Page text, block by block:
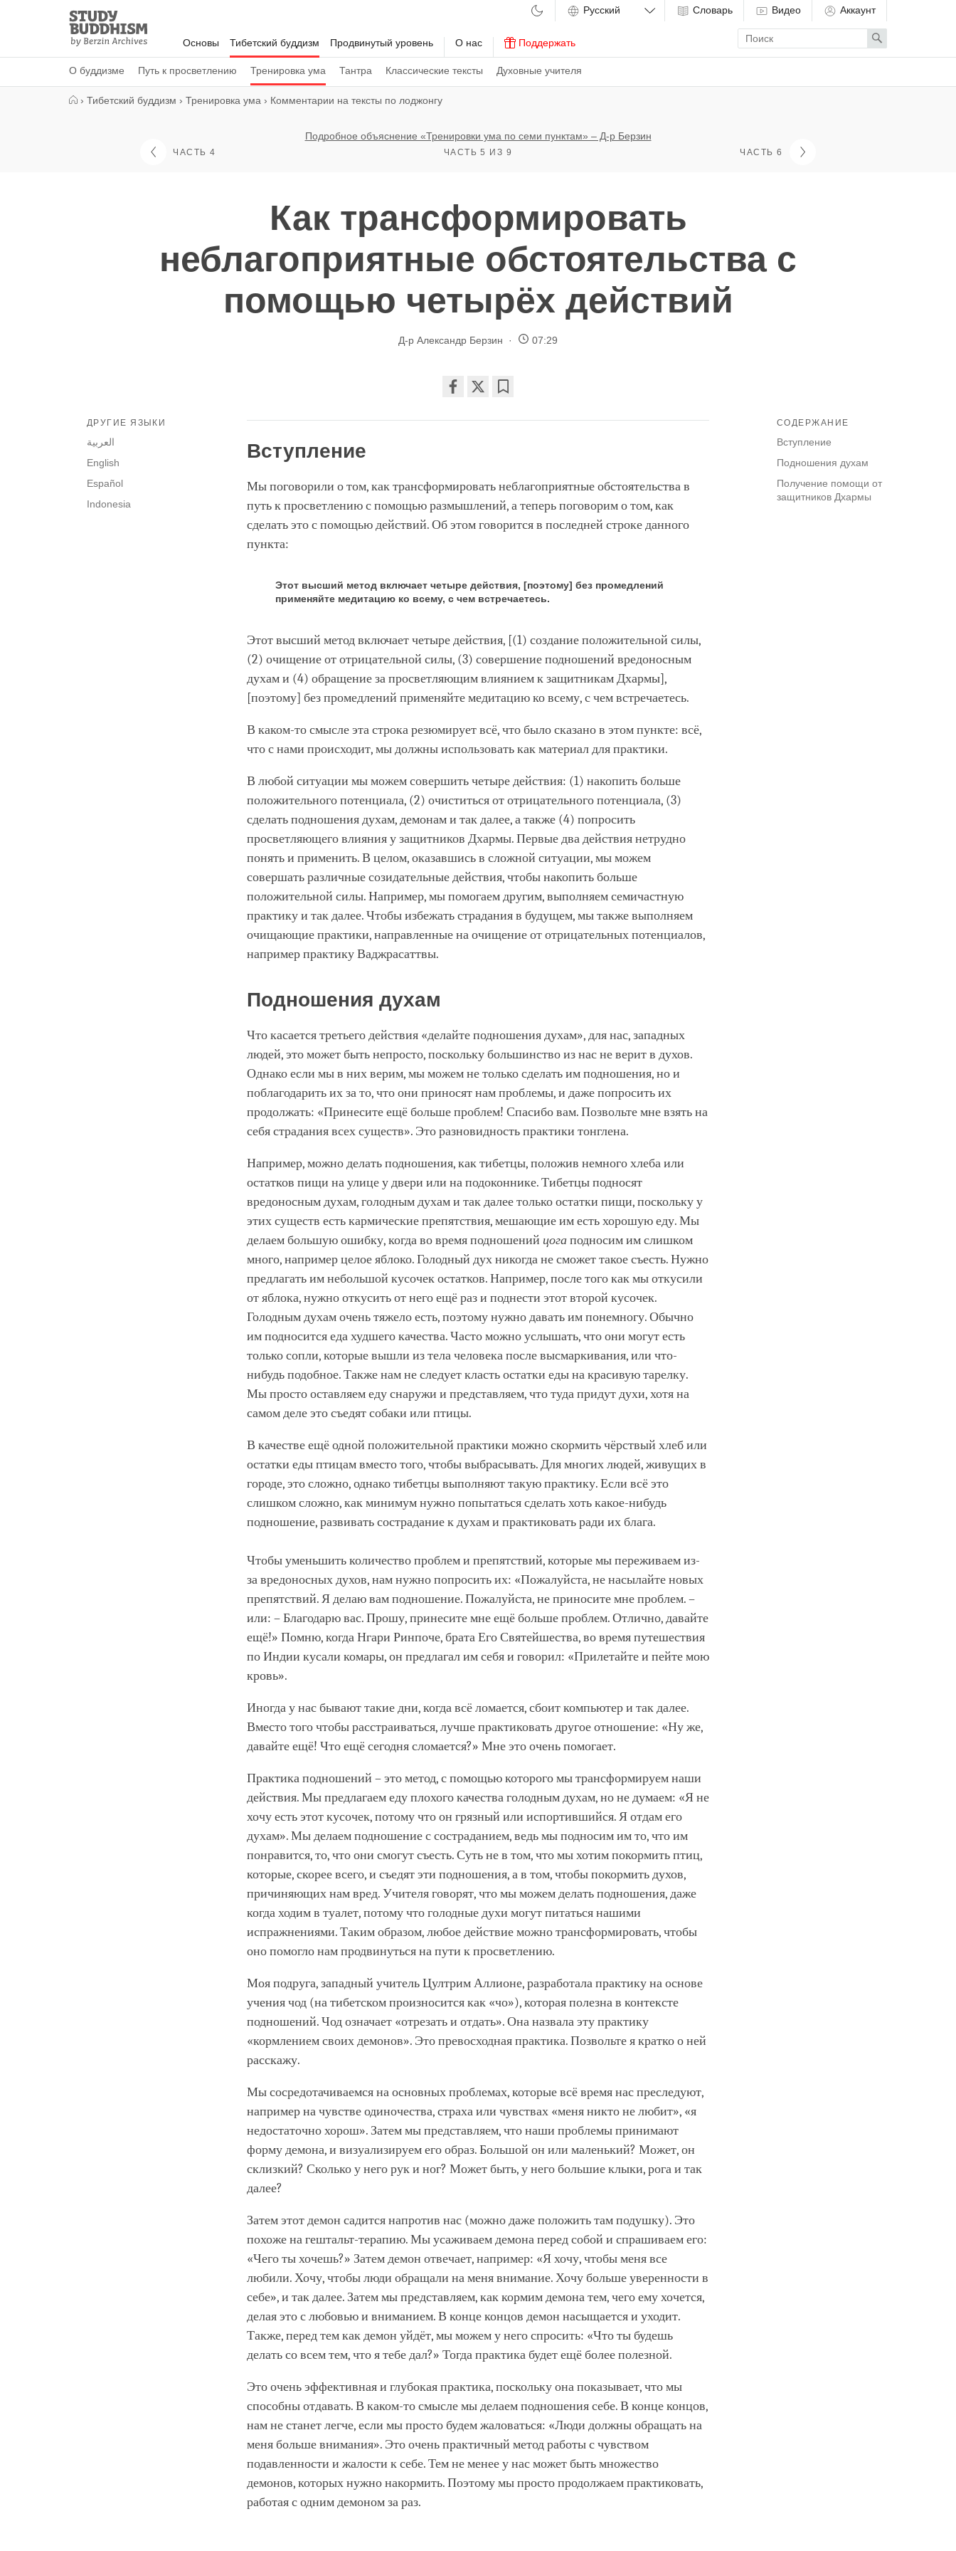
Study
Buddhism
Home
Основы Тибетский буддизм
О буддизме Путь к просветлению Тренировка ума Тантра Классические тексты Духовные учителя
Продвинутый уровень О нас Поддержать
Словарь Видео Аккаунт
Enter
search
term
Search
› Тибетский буддизм › Тренировка ума › Комментарии на тексты по лоджонгу
ЧАСТЬ 4
Подробное объяснение «Тренировки ума по семи пунктам» – Д-р Берзин
ЧАСТЬ 5 ИЗ 9 ЧАСТЬ 6
Как трансформировать
неблагоприятные обстоятельства с
помощью четырёх действий
Д-р Александр Берзин 07:29
on
СОДЕРЖАНИЕ
Вступление
Подношения духам
Получение помощи от
защитников Дхармы
ДРУГИЕ ЯЗЫКИ
العربية
English
Español
Indonesia
Вступление
Мы поговорили о том, как трансформировать неблагоприятные обстоятельства в
путь к просветлению с помощью размышлений, а теперь поговорим о том, как
сделать это с помощью действий. Об этом говорится в последней строке данного
пункта:
Этот высший метод включает четыре действия, [поэтому] без промедлений
применяйте медитацию ко всему, с чем встречаетесь.
Этот высший метод включает четыре действия, [(1) создание положительной силы,
(2) очищение от отрицательной силы, (3) совершение подношений вредоносным
духам и (4) обращение за просветляющим влиянием к защитникам Дхармы],
[поэтому] без промедлений применяйте медитацию ко всему, с чем встречаетесь.
В каком-то смысле эта строка резюмирует всё, что было сказано в этом пункте: всё,
что с нами происходит, мы должны использовать как материал для практики.
В любой ситуации мы можем совершить четыре действия: (1) накопить больше
положительного потенциала, (2) очиститься от отрицательного потенциала, (3)
сделать подношения духам, демонам и так далее, а также (4) попросить
просветляющего влияния у защитников Дхармы. Первые два действия нетрудно
понять и применить. В целом, оказавшись в сложной ситуации, мы можем
совершать различные созидательные действия, чтобы накопить больше
положительной силы. Например, мы помогаем другим, выполняем семичастную
практику и так далее. Чтобы избежать страдания в будущем, мы также выполняем
очищающие практики, направленные на очищение от отрицательных потенциалов,
например практику Ваджрасаттвы.
Подношения духам
Что касается третьего действия «делайте подношения духам», для нас, западных
людей, это может быть непросто, поскольку большинство из нас не верит в духов.
Однако если мы в них верим, мы можем не только сделать им подношения, но и
поблагодарить их за то, что они приносят нам проблемы, и даже попросить их
продолжать: «Принесите ещё больше проблем! Спасибо вам. Позвольте мне взять на
себя страдания всех существ». Это разновидность практики тонглена.
Например, можно делать подношения, как тибетцы, положив немного хлеба или
остатков пищи на улице у двери или на подоконнике. Тибетцы подносят
вредоносным духам, голодным духам и так далее только остатки пищи, поскольку у
этих существ есть кармические препятствия, мешающие им есть хорошую еду. Мы
делаем большую ошибку, когда во время подношений цогаподносим им слишком
много, например целое яблоко. Голодный дух никогда не сможет такое съесть. Нужно
предлагать им небольшой кусочек остатков. Например, после того как мы откусили
от яблока, нужно откусить от него ещё раз и поднести этот второй кусочек.
Голодным духам очень тяжело есть, поэтому нужно давать им понемногу. Обычно
им подносится еда худшего качества. Часто можно услышать, что они могут есть
только сопли, которые вышли из тела человека после высмаркивания, или что-
нибудь подобное. Также нам не следует класть остатки еды на красивую тарелку.
Мы просто оставляем еду снаружи и представляем, что туда придут духи, хотя на
самом деле это съедят собаки или птицы.
В качестве ещё одной положительной практики можно скормить чёрствый хлеб или
остатки еды птицам вместо того, чтобы выбрасывать. Для многих людей, живущих в
городе, это сложно, однако тибетцы выполняют такую практику. Если всё это
слишком сложно, как минимум нужно попытаться сделать хоть какое-нибудь
подношение, развивать сострадание к духам и практиковать ради их блага.
Чтобы уменьшить количество проблем и препятствий, которые мы переживаем из-
за вредоносных духов, нам нужно попросить их: «Пожалуйста, не насылайте новых
препятствий. Я делаю вам подношение. Пожалуйста, не приносите мне проблем. –
или: – Благодарю вас. Прошу, принесите мне ещё больше проблем. Отлично, давайте
ещё!» Помню, когда Нгари Ринпоче, брата Его Святейшества, во время путешествия
по Индии кусали комары, он предлагал им себя и говорил: «Прилетайте и пейте мою
кровь».
Иногда у нас бывают такие дни, когда всё ломается, сбоит компьютер и так далее.
Вместо того чтобы расстраиваться, лучше практиковать другое отношение: «Ну же,
давайте ещё! Что ещё сегодня сломается?» Мне это очень помогает.
Практика подношений – это метод, с помощью которого мы трансформируем наши
действия. Мы предлагаем еду плохого качества голодным духам, но не думаем: «Я не
хочу есть этот кусочек, потому что он грязный или испортившийся. Я отдам его
духам». Мы делаем подношение с состраданием, ведь мы подносим им то, что им
понравится, то, что они смогут съесть. Суть не в том, что мы хотим покормить птиц,
которые, скорее всего, и съедят эти подношения, а в том, чтобы покормить духов,
причиняющих нам вред. Учителя говорят, что мы можем делать подношения, даже
когда ходим в туалет, потому что голодные духи могут питаться нашими
испражнениями. Таким образом, любое действие можно трансформировать, чтобы
оно помогло нам продвинуться на пути к просветлению.
Моя подруга, западный учитель Цултрим Аллионе, разработала практику на основе
учения чод (на тибетском произносится как «чо»), которая полезна в контексте
подношений. Чод означает «отрезать и отдать». Она назвала эту практику
«кормлением своих демонов». Это превосходная практика. Позвольте я кратко о ней
расскажу.
Мы сосредотачиваемся на основных проблемах, которые всё время нас преследуют,
например на чувстве одиночества, страха или чувствах «меня никто не любит», «я
недостаточно хорош». Затем мы представляем, что наши проблемы принимают
форму демона, и визуализируем его образ. Большой он или маленький? Может, он
склизкий? Сколько у него рук и ног? Может быть, у него большие клыки, рога и так
далее?
Затем этот демон садится напротив нас (можно даже положить там подушку). Это
похоже на гештальт-терапию. Мы усаживаем демона перед собой и спрашиваем его:
«Чего ты хочешь?» Затем демон отвечает, например: «Я хочу, чтобы меня все
любили. Хочу, чтобы люди обращали на меня внимание. Хочу больше уверенности в
себе», и так далее. Затем мы представляем, как кормим демона тем, чего ему хочется,
делая это с любовью и вниманием. В конце концов демон насыщается и уходит.
Также, перед тем как демон уйдёт, мы можем у него спросить: «Что ты будешь
делать со всем тем, что я тебе дал?» Тогда практика будет ещё более полезной.
Это очень эффективная и глубокая практика, поскольку она показывает, что мы
способны отдавать. В каком-то смысле мы делаем подношения себе. В конце концов,
нам не станет легче, если мы просто будем жаловаться: «Люди должны обращать на
меня больше внимания». Это очень практичный метод работы с чувством
подавленности и жалости к себе. Тем не менее у нас может быть множество
демонов, которых нужно накормить. Поэтому мы просто продолжаем практиковать,
работая с одним демоном за раз.